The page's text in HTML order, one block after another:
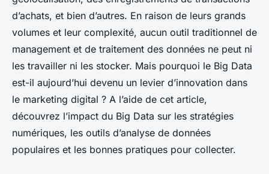
d’achats, et bien d’autres. En raison de leurs grands
volumes et leur complexité, aucun outil traditionnel de
management et de traitement des données ne peut ni
les travailler ni les stocker. Mais pourquoi le Big Data
est-il aujourd’hui devenu un levier d’innovation dans
le marketing digital ? A l’aide de cet article,
découvrez l’impact du Big Data sur les stratégies
numériques, les outils d’analyse de données
populaires et les bonnes pratiques pour collecter.